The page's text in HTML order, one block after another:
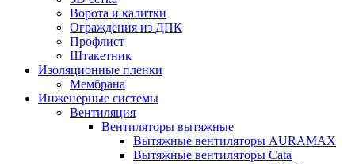
Ворота и калитки
Ограждения из ДПК
Профлист
Штакетник
Изоляционные пленки
Мембрана
Инженерные системы
Вентиляция
Вентиляторы вытяжные
Вытяжные вентиляторы AURAMAX
Вытяжные вентиляторы Cata